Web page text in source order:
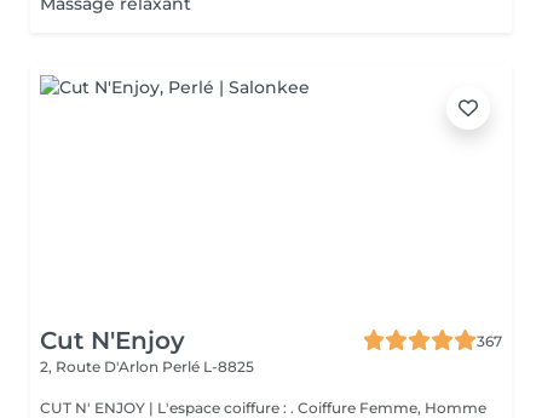
Cut N'Enjoy
367
2, Route D'Arlon Perlé L-8825
CUT N' ENJOY | L'espace coiffure : . Coiffure Femme, Homme